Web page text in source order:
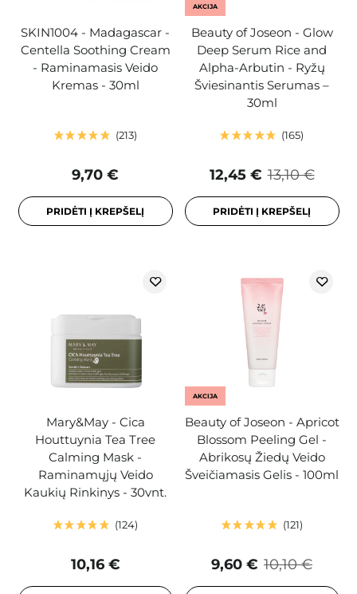
SKIN1004 - Madagascar -
Centella Soothing Cream
- Raminamasis Veido
Kremas - 30ml
213
9,70 €
PRIDĖTI Į KREPŠELĮ
AKCIJA
Beauty of Joseon - Glow
Deep Serum Rice and
Alpha-Arbutin - Ryžų
Šviesinantis Serumas –
30ml
165
13,10 €
12,45 €
PRIDĖTI Į KREPŠELĮ
Mary&May - Cica
Houttuynia Tea Tree
Calming Mask -
Raminamųjų Veido
Kaukių Rinkinys - 30vnt.
124
10,16 €
AKCIJA
Beauty of Joseon - Apricot
Blossom Peeling Gel -
Abrikosų Žiedų Veido
Šveičiamasis Gelis - 100ml
121
10,10 €
9,60 €